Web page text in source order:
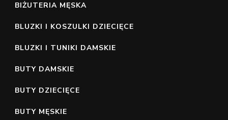
BIŻUTERIA MĘSKA
BLUZKI I KOSZULKI DZIECIĘCE
BLUZKI I TUNIKI DAMSKIE
BUTY DAMSKIE
BUTY DZIECIĘCE
BUTY MĘSKIE